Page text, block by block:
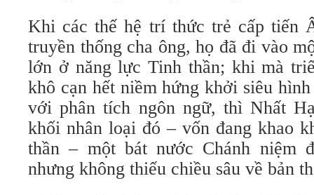
Khi các thế hệ trí thức trẻ cấp tiến
truyền thống cha ông, họ đã đi vào
lớn ở năng lực Tinh thần; khi mà
khô cạn hết niềm hứng khởi siêu
với phân tích ngôn ngữ, thì Nhất
khối nhân loại đó – vốn đang khao
thần – một bát nước Chánh niệm
nhưng không thiếu chiều sâu về bản